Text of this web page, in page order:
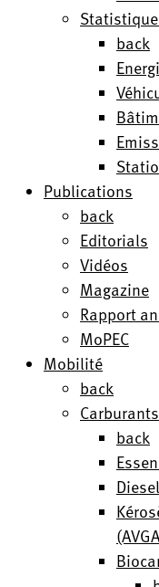
back
Publications
back
Editorials
Vidéos
Magazine
Rapport
MoPEC
Mobilité
back
Carburants
back